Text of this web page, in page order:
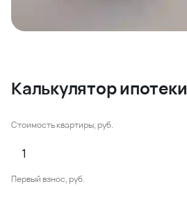
Калькулятор ипотеки
Стоимость квартиры, руб.
Первый взнос, руб.